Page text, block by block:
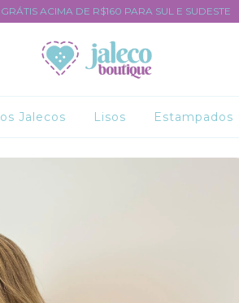
ACIMA DE R$160 PARA SUL E SUDESTE
Jalecos Lisos Estampados